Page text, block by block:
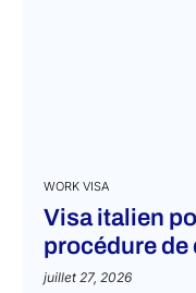
WORK VISA
Visa italien
procédure de
juillet 27, 2026